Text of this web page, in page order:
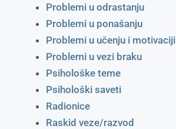
Problemi u odrastanju
Problemi u ponašanju
Problemi u učenju i motivaciji
Problemi u vezi braku
Psihološke teme
Psihološki saveti
Radionice
Raskid veze/razvod